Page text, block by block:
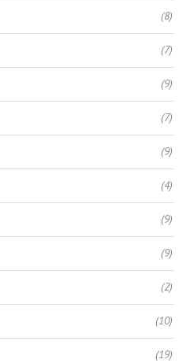
(8)
(7)
(9)
(7)
(9)
(4)
(9)
(9)
(2)
(10)
(19)